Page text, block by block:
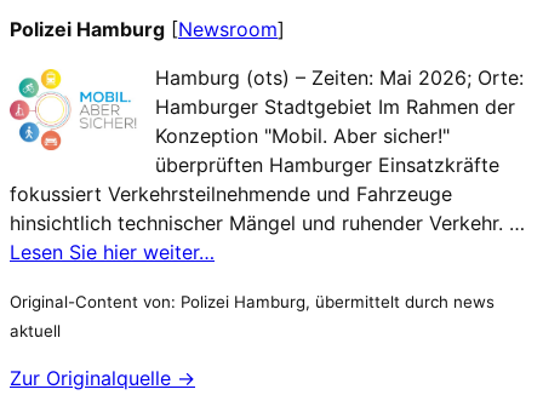
Polizei Hamburg [Newsroom]
Hamburg (ots) – Zeiten: Mai 2026; Orte:
Hamburger Stadtgebiet Im Rahmen der
Konzeption "Mobil. Aber sicher!"
überprüften Hamburger Einsatzkräfte
fokussiert Verkehrsteilnehmende und Fahrzeuge
hinsichtlich technischer Mängel und ruhender Verkehr. …
Lesen Sie hier weiter…
Original-Content von: Polizei Hamburg, übermittelt durch news
aktuell
Zur Originalquelle →